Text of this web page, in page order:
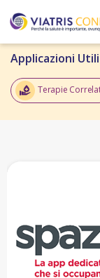
Applicazioni Utili
Terapie